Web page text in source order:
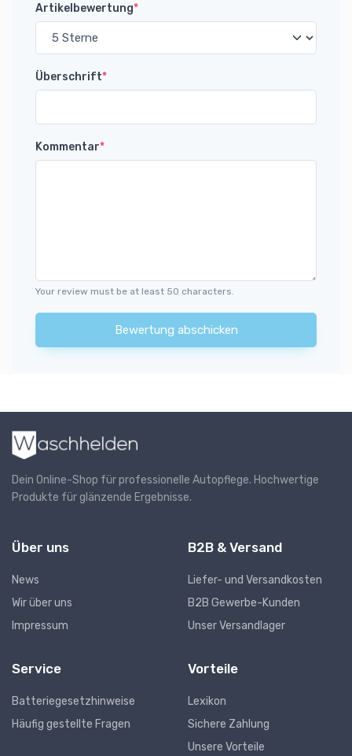
Artikelbewertung*
Überschrift*
Kommentar*
Your review must be at least 50 characters.
Bewertung abschicken
Dein Online-Shop für professionelle Autopflege. Hochwertige
Produkte für glänzende Ergebnisse.
Über uns
News
Wir über uns
Impressum
B2B & Versand
Liefer- und Versandkosten
B2B Gewerbe-Kunden
Unser Versandlager
Service
Batteriegesetzhinweise
Häufig gestellte Fragen
Vorteile
Lexikon
Sichere Zahlung
Unsere Vorteile